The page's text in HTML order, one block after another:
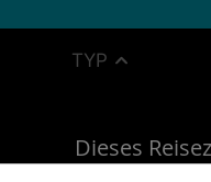
TYP
Dieses